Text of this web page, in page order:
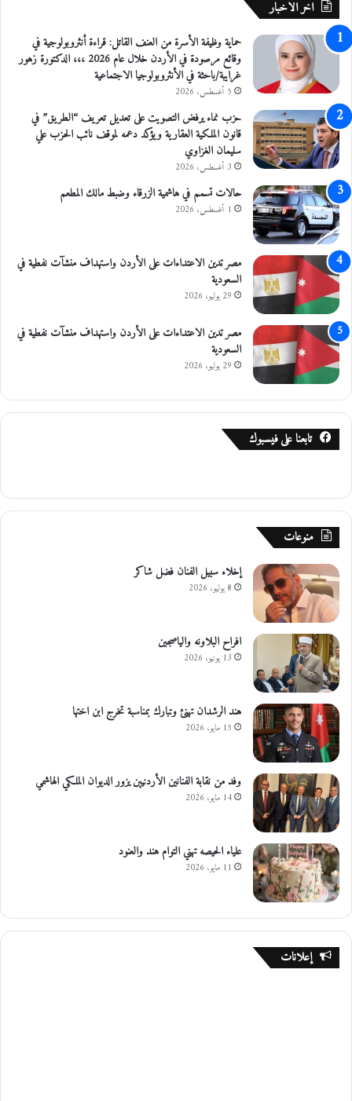
ت
ز
ا
ه
م
ب
ا
ل
د
ا
ب
ي
ر
ا
ل
و
ق
ا
ئ
ي
ا
ب
ق
د
ا
ل
س
ي
ا
ح
ة
ا
ل
د
ي
ن
ي
ة
اخر الاخبار
حماية وظيفة الأسرة من العنف القاتل: قراءة أنثروبولوجية في
وقائع مرصودة في الأردن خلال عام 2026 ،،، الدكتورة زهور
غرايبة/باحثة في الأنثروبولوجيا الاجتماعية
5 أغسطس، 2026
حزب نماء يرفض التصويت على تعديل تعريف “الطريق” في
قانون الملكية العقارية ويؤكد دعمه لموقف نائب الحزب علي
سليمان الغزاوي
3 أغسطس، 2026
حالات تسمم في هاشمية الزرقاء وضبط مالك المطعم
1 أغسطس، 2026
مصر تدين الاعتداءات على الأردن واستهداف منشآت نفطية في
السعودية
29 يوليو، 2026
مصر تدين الاعتداءات على الأردن واستهداف منشآت نفطية في
السعودية
29 يوليو، 2026
تابعنا على فيسبوك
منوعات
إخلاء سبيل الفنان فضل شاكر
8 يوليو، 2026
افراح البلاونه والياصجين
13 يونيو، 2026
هند الرشدان تهنئ وتبارك بمناسبة تخرج ابن اختها
15 مايو، 2026
وفد من نقابة الفنانين الأردنيين يزور الديوان الملكي الهاشمي
14 مايو، 2026
علياء الحيصه تهني التوام هند والعنود
11 مايو، 2026
إعلانات